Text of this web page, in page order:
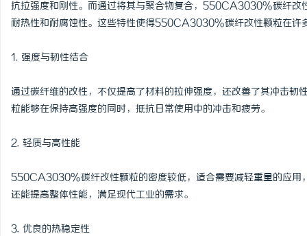
抗拉强度和刚性。而通过将其与聚合物复合，550CA3030%碳纤改
耐热性和耐腐蚀性。这些特性使得550CA3030%碳纤改性颗粒在许
1. 强度与韧性结合
通过碳纤维的改性，不仅提高了材料的拉伸强度，还改善了其冲击
粒能够在保持高强度的同时，抵抗日常使用中的冲击和疲劳。
2. 轻质与高性能
550CA3030%碳纤改性颗粒的密度较低，适合需要减轻重量的应用
还能提高整体性能，满足现代工业的需求。
3. 优良的热稳定性